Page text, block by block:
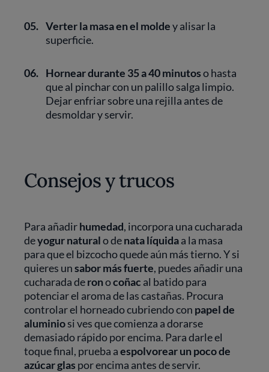
05. Verter la masa en el moldey alisar la
superficie.
06. Hornear durante 35 a 40 minutoso hasta
que al pinchar con un palillo salga limpio.
Dejar enfriar sobre una rejilla antes de
desmoldar y servir.
Consejos y trucos
Para añadirhumedad, incorpora una cucharada
deyogur naturalo denata líquidaa la masa
para que el bizcocho quede aún más tierno. Y si
quieres unsabor más fuerte, puedes añadir una
cucharada deronocoñac al batido para
potenciar el aroma de las castañas. Procura
controlar el horneado cubriendo con papel de
aluminiosi ves que comienza a dorarse
demasiado rápido por encima. Para darle el
toque final, prueba aespolvorear un poco de
azúcar glas por encima antes de servir.